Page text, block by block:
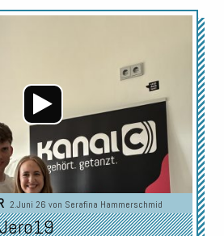
Audio-
Player
2.Juni 26 von Serafina Hammerschmid